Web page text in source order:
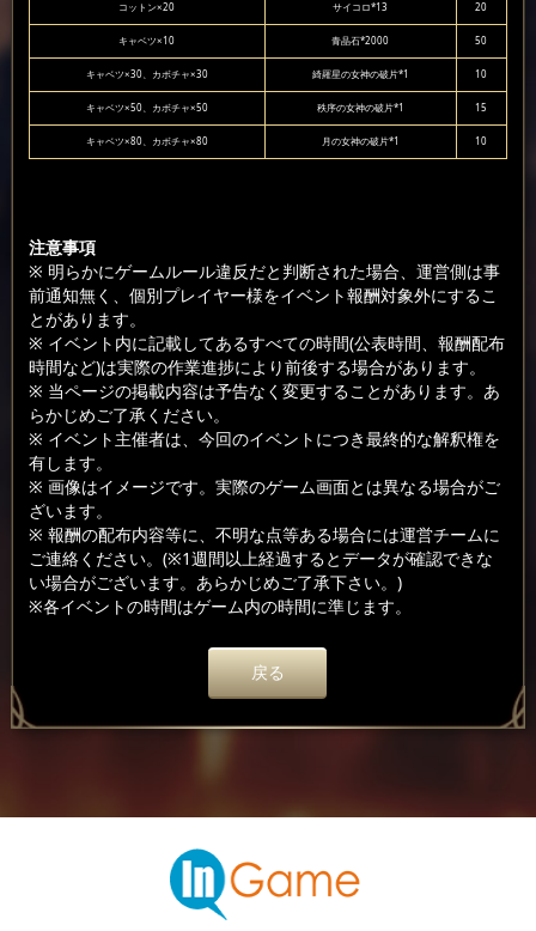
コットン×20 サイコロ*13 20
キャベツ×10 青晶石*2000 50
キャベツ×30、カボチャ×30 綺羅星の女神の破片*1 10
キャベツ×50、カボチャ×50 秩序の女神の破片*1 15
キャベツ×80、カボチャ×80 月の女神の破片*1 10
注意事項
※ 明らかにゲームルール違反だと判断された場合、運営側は事
前通知無く、個別プレイヤー様をイベント報酬対象外にするこ
とがあります。
※ イベント内に記載してあるすべての時間(公表時間、報酬配布
時間など)は実際の作業進捗により前後する場合があります。
※ 当ページの掲載内容は予告なく変更することがあります。あ
らかじめご了承ください。
※ イベント主催者は、今回のイベントにつき最終的な解釈権を
有します。
※ 画像はイメージです。実際のゲーム画面とは異なる場合がご
ざいます。
※ 報酬の配布内容等に、不明な点等ある場合には運営チームに
ご連絡ください。(※1週間以上経過するとデータが確認できな
い場合がございます。あらかじめご了承下さい。)
※各イベントの時間はゲーム内の時間に準じます。
戻る